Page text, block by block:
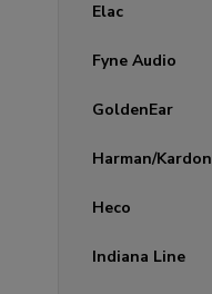
Elac
Fyne Audio
GoldenEar
Harman/Kardon
Heco
Indiana Line